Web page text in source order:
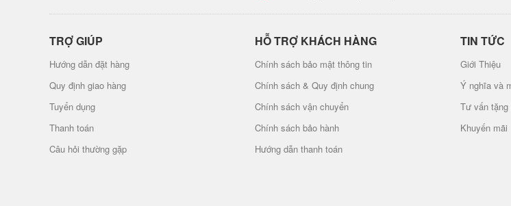
TRỢ GIÚP
Hướng dẫn đặt hàng
Quy định giao hàng
Tuyển dụng
Thanh toán
Câu hỏi thường gặp
HỖ TRỢ KHÁCH HÀNG
Chính sách bảo mật thông tin
Chính sách & Quy định chung
Chính sách vận chuyển
Chính sách bảo hành
Hướng dẫn thanh toán
TIN TỨC
Giới Thiệu
Ý nghĩa và
Tư vấn tặng
Khuyến mãi